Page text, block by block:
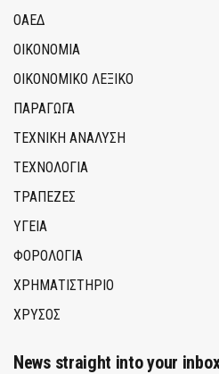
ΟΑΕΔ
ΟΙΚΟΝΟΜΙΑ
ΟΙΚΟΝΟΜΙΚΟ ΛΕΞΙΚΟ
ΠΑΡΑΓΩΓΑ
ΤΕΧΝΙΚΗ ΑΝΑΛΥΣΗ
ΤΕΧΝΟΛΟΓΙΑ
ΤΡΆΠΕΖΕΣ
ΥΓΕΙΑ
ΦΟΡΟΛΟΓΙΑ
ΧΡΗΜΑΤΙΣΤΗΡΙΟ
ΧΡΥΣΟΣ
News straight into your